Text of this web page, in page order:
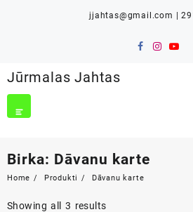
jjahtas@gmail.com |
Jūrmalas Jahtas
Birka: Dāvanu karte
Home Produkti Dāvanu karte
Showing all 3 results